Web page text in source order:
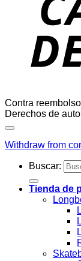
Contra reembolso
Derechos de
Withdraw from
Buscar:
Tienda de